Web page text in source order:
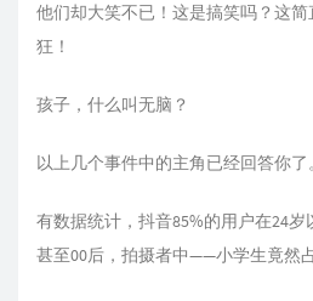
他们却大笑不已！这是搞笑吗？这
狂！
孩子，什么叫无脑？
以上几个事件中的主角已经回答你了。
有数据统计，抖音85%的用户在24岁
甚至00后，拍摄者中——小学生竟然